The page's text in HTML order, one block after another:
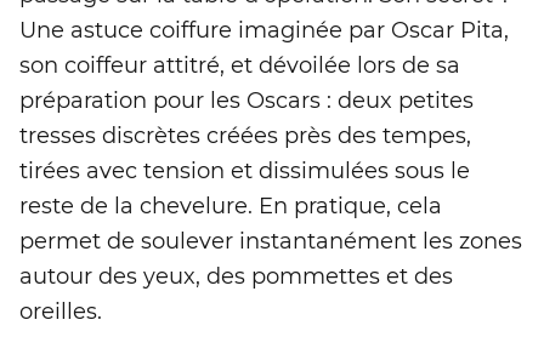
Une astuce coiffure imaginée par Oscar Pita,
son coiffeur attitré, et dévoilée lors de sa
préparation pour les Oscars : deux petites
tresses discrètes créées près des tempes,
tirées avec tension et dissimulées sous le
reste de la chevelure. En pratique, cela
permet de soulever instantanément les zones
autour des yeux, des pommettes et des
oreilles.